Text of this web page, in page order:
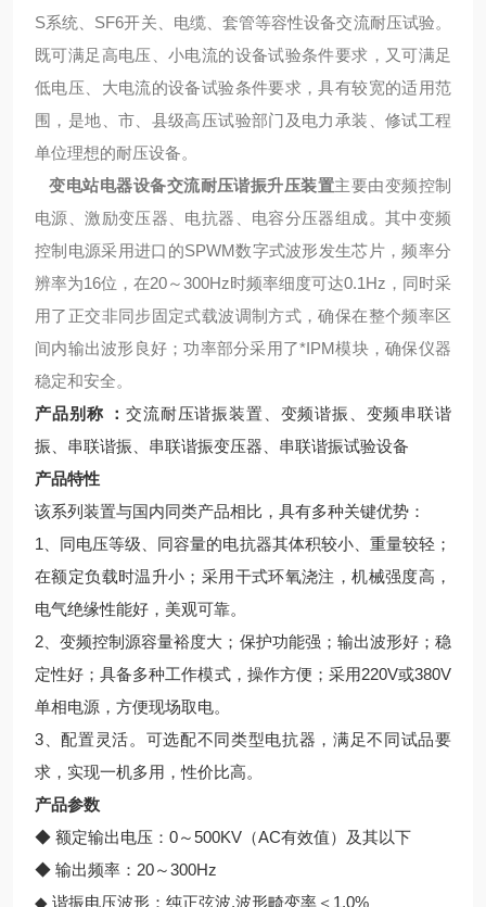
S系统、SF6开关、电缆、套管等容性设备交流耐压试验。
既可满足高电压、小电流的设备试验条件要求，又可满足
低电压、大电流的设备试验条件要求，具有较宽的适用范
围，是地、市、县级高压试验部门及电力承装、修试工程
单位理想的耐压设备。
变电站电器设备交流耐压谐振升压装置主要由变频控制
电源、激励变压器、电抗器、电容分压器组成。其中变频
控制电源采用进口的SPWM数字式波形发生芯片，频率分
辨率为16位，在20～300Hz时频率细度可达0.1Hz，同时采
用了正交非同步固定式载波调制方式，确保在整个频率区
间内输出波形良好；功率部分采用了*IPM模块，确保仪器
稳定和安全。
产品别称 ： 交流耐压谐振装置、变频谐振、变频串联谐
振、串联谐振、串联谐振变压器、串联谐振试验设备
产品特性
该系列装置与国内同类产品相比，具有多种关键优势：
1、同电压等级、同容量的电抗器其体积较小、重量较轻；
在额定负载时温升小；采用干式环氧浇注，机械强度高，
电气绝缘性能好，美观可靠。
2、变频控制源容量裕度大；保护功能强；输出波形好；稳
定性好；具备多种工作模式，操作方便；采用220V或380V
单相电源，方便现场取电。
3、配置灵活。可选配不同类型电抗器，满足不同试品要
求，实现一机多用，性价比高。
产品参数
◆ 额定输出电压：0～500KV（AC有效值）及其以下
◆ 输出频率：20～300Hz
◆ 谐振电压波形：纯正弦波,波形畸变率＜1.0%